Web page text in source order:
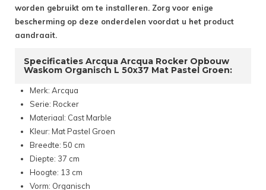
worden gebruikt om te installeren. Zorg voor enige
bescherming op deze onderdelen voordat u het product
aandraait.
Specificaties Arcqua Arcqua Rocker Opbouw
Waskom Organisch L 50x37 Mat Pastel Groen:
Merk: Arcqua
Serie: Rocker
Materiaal: Cast Marble
Kleur: Mat Pastel Groen
Breedte: 50 cm
Diepte: 37 cm
Hoogte: 13 cm
Vorm: Organisch